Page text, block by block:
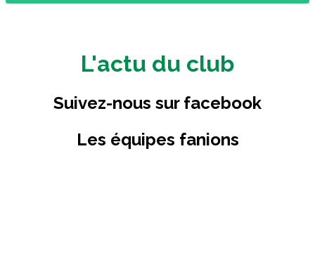
L'actu du club
Suivez-nous sur facebook
Les équipes fanions